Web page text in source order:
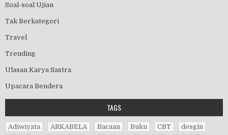
Soal-soal Ujian
Tak Berkategori
Travel
Trending
Ulasan Karya Sastra
Upacara Bendera
TAGS
Adiwiyata ARKABELA Bacaan Buku CBT
desgin